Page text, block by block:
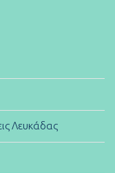
Λευκάδας